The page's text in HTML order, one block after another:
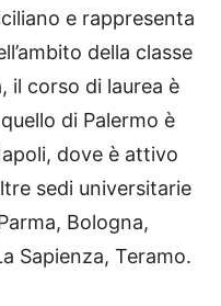
e rappresenta
della classe
il corso di laurea è
di Palermo è
dove è attivo
sedi universitarie
Bologna,
Sapienza, Teramo.